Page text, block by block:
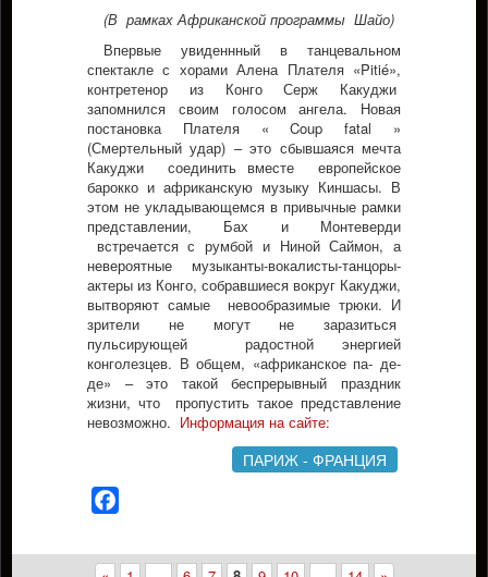
(В рамках Африканской программы Шайо)
Впервые увиденнный в танцевальном
спектакле с хорами Алена Плателя «Pitié»,
контретенор из Конго Серж Какуджи
запомнился своим голосом ангела. Новая
постановка Плателя « Coup fatal »
(Смертельный удар) – это сбывшаяся мечта
Какуджи соединить вместе европейское
барокко и африканскую музыку Киншасы. В
этом не укладывающемся в привычные рамки
представлении, Бах и Монтеверди
встречается с румбой и Ниной Саймон, а
невероятные музыканты-вокалисты-танцоры-
актеры из Конго, собравшиеся вокруг Какуджи,
вытворяют самые невообразимые трюки. И
зрители не могут не заразиться
пульсирующей радостной энергией
конголезцев. В общем, «африканское па- де-
де» – это такой беспрерывный праздник
жизни, что пропустить такое представление
невозможно. Информация на сайте:
ПАРИЖ - ФРАНЦИЯ